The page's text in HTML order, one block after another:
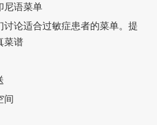
尼语菜单
讨论适合过敏症患者的菜单。提
菜谱
间